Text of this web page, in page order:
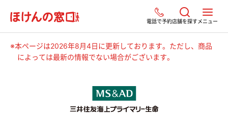
電話で予約店舗を探すメニュー
※本ページは2026年8月4日に更新しております。ただし、商品
によっては最新の情報でない場合がございます。